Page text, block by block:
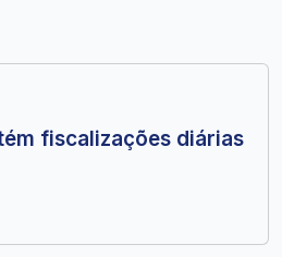
fiscalizações diárias